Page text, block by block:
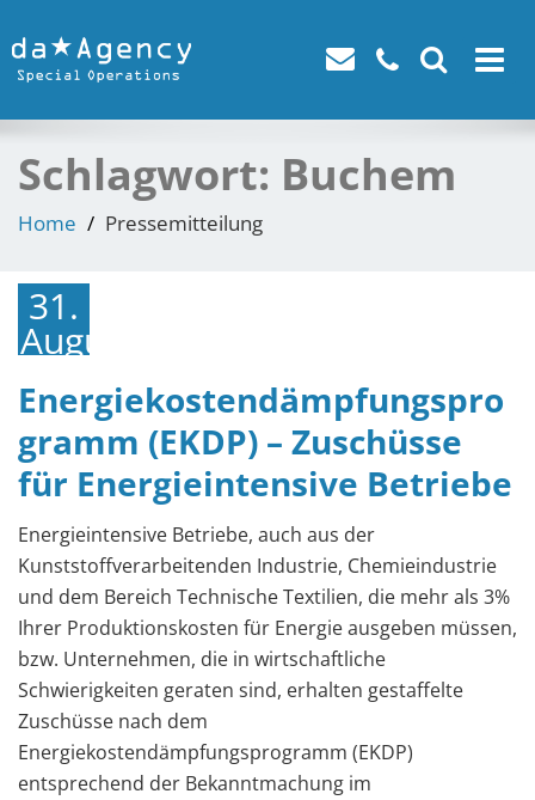
Toggle
Schlagwort: Buchem
Home Pressemitteilung
31.
August
Energiekostendämpfungspro
gramm (EKDP) – Zuschüsse
für Energieintensive Betriebe
Energieintensive Betriebe, auch aus der
Kunststoffverarbeitenden Industrie, Chemieindustrie
und dem Bereich Technische Textilien, die mehr als 3%
Ihrer Produktionskosten für Energie ausgeben müssen,
bzw. Unternehmen, die in wirtschaftliche
Schwierigkeiten geraten sind, erhalten gestaffelte
Zuschüsse nach dem
Energiekostendämpfungsprogramm (EKDP)
entsprechend der Bekanntmachung im